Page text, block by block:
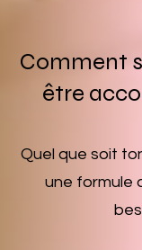
Comment
être
Quel que soit
une formule